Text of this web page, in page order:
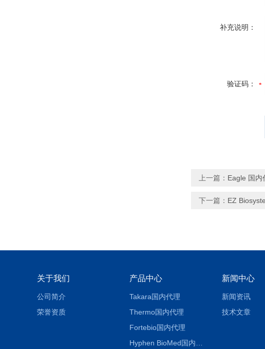
补充说明：
验证码：
上一篇： Eagle 国内
下一篇： EZ
关于我们
公司简介
荣誉资质
产品中心
Takara国内代理
Thermo国内代理
Fortebio国内代理
新闻中心
新闻资讯
技术文章